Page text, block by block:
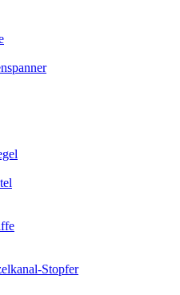
Stopfer